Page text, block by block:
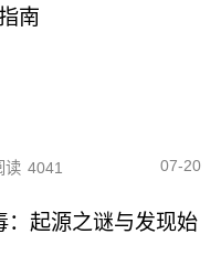
南
读 4041 07-20
：起源之谜与发现始